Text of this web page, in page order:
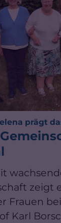
prägt
zeigt
Frauen
Karl